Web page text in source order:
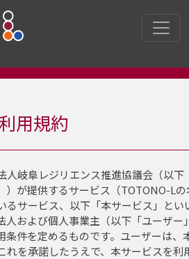
用規約
人岐阜レジリエンス推進協議会（以下
）が提供するサービス（TOTONO-Lの
るサービス、以下「本サービス」とい
人および個人事業主（以下「ユーザー
条件を定めるものです。ユーザーは、
れを承諾したうえで、本サービスを利